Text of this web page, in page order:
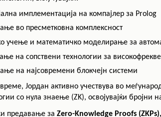
ЛАБОРАТОРИИ
ИЗВЕШТАИ ЗА
ФАКУЛТЕТОТ
ПАРТНЕРСТВА
ЦЕНТРИ
ЧАСОВИ
АКАДЕМСКИ
КАЛЕНДАР
ОДБРАНИ
ОДБРАНИ
имплементација на компајлер за Prolog
во пресметковна комплексност
учење и математичко моделирање за
на сопствени технологии за
на најсовремени блокчејн системи
Јордан активно учествува во
со нула знаење (ZK), освојувајќи бројни
предавање за Zero-Knowledge Proofs (ZKPs),